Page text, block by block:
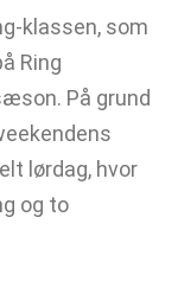
klassen, som
Ring
På grund
lørdag, hvor
og to